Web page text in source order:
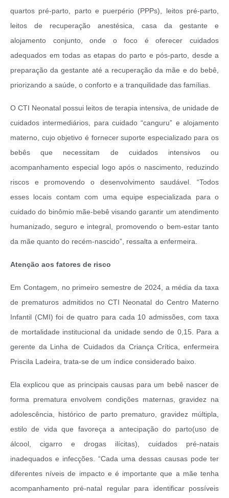
quartos pré-parto, parto e puerpério (PPPs), leitos pré-parto,
leitos de recuperação anestésica, casa da gestante e
alojamento conjunto, onde o foco é oferecer cuidados
adequados em todas as etapas do parto e pós-parto, desde a
preparação da gestante até a recuperação da mãe e do bebê,
priorizando a saúde, o conforto e a tranquilidade das famílias.
O CTI Neonatal possui leitos de terapia intensiva, de unidade de
cuidados intermediários, para cuidado “canguru” e alojamento
materno, cujo objetivo é fornecer suporte especializado para os
bebês que necessitam de cuidados intensivos ou
acompanhamento especial logo após o nascimento, reduzindo
riscos e promovendo o desenvolvimento saudável. “Todos
esses locais contam com uma equipe especializada para o
cuidado do binômio mãe-bebê visando garantir um atendimento
humanizado, seguro e integral, promovendo o bem-estar tanto
da mãe quanto do recém-nascido”, ressalta a enfermeira.
Atenção aos fatores de risco
Em Contagem, no primeiro semestre de 2024, a média da taxa
de prematuros admitidos no CTI Neonatal do Centro Materno
Infantil (CMI) foi de quatro para cada 10 admissões, com taxa
de mortalidade institucional da unidade sendo de 0,15. Para a
gerente da Linha de Cuidados da Criança Crítica, enfermeira
Priscila Ladeira, trata-se de um índice considerado baixo.
Ela explicou que as principais causas para um bebê nascer de
forma prematura envolvem condições maternas, gravidez na
adolescência, histórico de parto prematuro, gravidez múltipla,
estilo de vida que favoreça a antecipação do parto(uso de
álcool, cigarro e drogas ilícitas), cuidados pré-natais
inadequados e infecções. “Cada uma dessas causas pode ter
diferentes níveis de impacto e é importante que a mãe tenha
acompanhamento pré-natal regular para identificar possíveis